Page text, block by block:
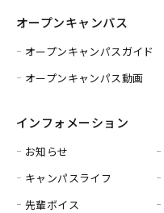
オープンキャンパス
オープンキャンパスガイド
オープンキャンパス動画
インフォメーション
お知らせ
キャンパスライフ
先輩ボイス